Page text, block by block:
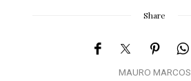
Share
MAURO MARCOS